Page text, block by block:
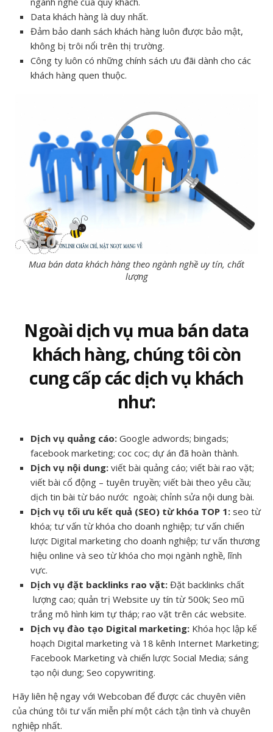
Data khách hàng là duy nhất.
Đảm bảo danh sách khách hàng luôn được bảo mật,
không bị trôi nổi trên thị trường.
Công ty luôn có những chính sách ưu đãi dành cho các
khách hàng quen thuộc.
Mua bán data khách hàng theo ngành nghề uy tín, chất
lượng
Ngoài dịch vụ mua bán data
khách hàng, chúng tôi còn
cung cấp các dịch vụ khách
như:
Dịch vụ quảng cáo: Google adwords; bingads;
facebook marketing; coc coc; dự án đã hoàn thành.
Dịch vụ nội dung: viết bài quảng cáo; viết bài rao vặt;
viết bài cổ động – tuyên truyền; viết bài theo yêu cầu;
dịch tin bài từ báo nước ngoài; chỉnh sửa nội dung bài.
Dịch vụ tối ưu kết quả (SEO) từ khóa TOP 1: seo từ
khóa; tư vấn từ khóa cho doanh nghiệp; tư vấn chiến
lược Digital marketing cho doanh nghiệp; tư vấn thương
hiệu online và seo từ khóa cho mọi ngành nghề, lĩnh
vực.
Dịch vụ đặt backlinks rao vặt: Đặt backlinks chất
lượng cao; quản trị Website uy tín từ 500k; Seo mũ
trắng mô hình kim tự tháp; rao vặt trên các website.
Dịch vụ đào tạo Digital marketing: Khóa học lập kế
hoạch Digital marketing và 18 kênh Internet Marketing;
Facebook Marketing và chiến lược Social Media; sáng
tạo nội dung; Seo copywriting.
Hãy liên hệ ngay với Webcoban để được các chuyên viên
của chúng tôi tư vấn miễn phí một cách tận tình và chuyên
nghiệp nhất.